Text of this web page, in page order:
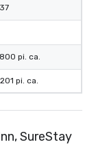
800 pi. ca.
pi. ca.
SureStay